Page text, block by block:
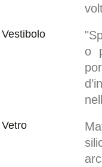
Vestibolo
o
Vetro